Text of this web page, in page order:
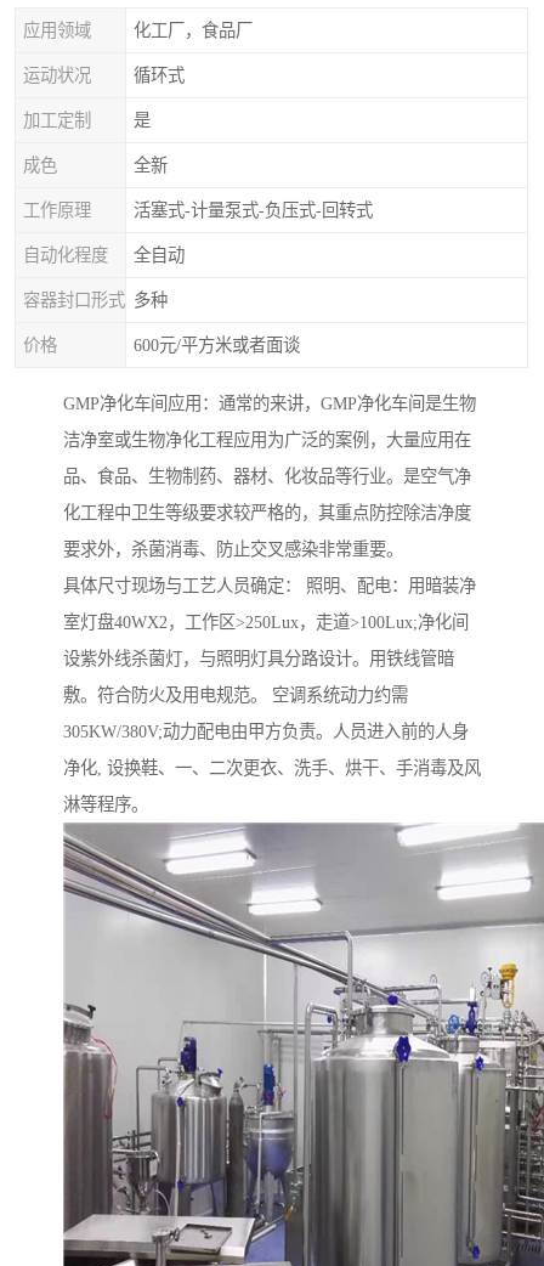
应用领域 化工厂，食品厂
运动状况 循环式
加工定制 是
成色 全新
工作原理 活塞式-计量泵式-负压式-回转式
自动化程度 全自动
容器封口形式 多种
价格 600元/平方米或者面谈
GMP净化车间应用：通常的来讲，GMP净化车间是生物
洁净室或生物净化工程应用为广泛的案例，大量应用在
品、食品、生物制药、器材、化妆品等行业。是空气净
化工程中卫生等级要求较严格的，其重点防控除洁净度
要求外，杀菌消毒、防止交叉感染非常重要。
具体尺寸现场与工艺人员确定： 照明、配电：用暗装净
室灯盘40WX2，工作区>250Lux，走道>100Lux;净化间
设紫外线杀菌灯，与照明灯具分路设计。用铁线管暗
敷。符合防火及用电规范。 空调系统动力约需
305KW/380V;动力配电由甲方负责。人员进入前的人身
净化, 设换鞋、一、二次更衣、洗手、烘干、手消毒及风
淋等程序。